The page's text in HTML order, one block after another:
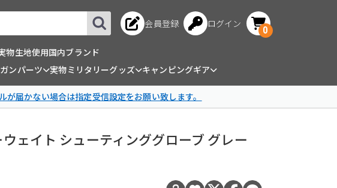
会員登録 ログイン
0
物生地使用国内ブランド
ンパーツ 実物ミリタリーグッズ キャンピングギア
届かない場合は指定受信設定をお願い致します。
ェイト シューティンググローブ グレー